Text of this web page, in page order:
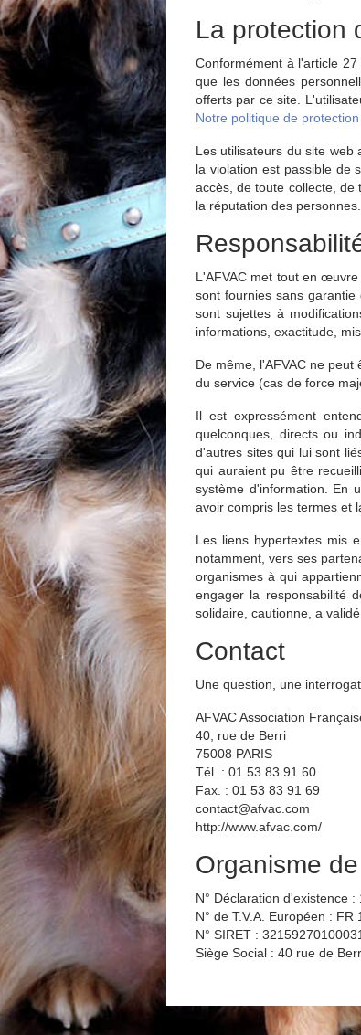
La protection
Conformément à l'article
que les données
offerts par ce site.
Notre politique de
Les utilisateurs du site web
la violation est passible de
accès, de toute collecte,
la réputation des personnes.
L'AFVAC met tout en
sont fournies sans
sont sujettes à
informations, exactitude,
De même, l'AFVAC ne
du service (cas de force
Il est expressément
quelconques, directs ou
d'autres sites qui lui sont
qui auraient pu être
système d'information. En
avoir compris les termes et
Les liens hypertextes mis
notamment, vers ses
organismes à qui
engager la responsabilité
solidaire, cautionne, a
Contact
Une question, une
AFVAC Association
40, rue de Berri
75008 PARIS
Tél. : 01 53 83 91 60
Fax. : 01 53 83 91 69
contact@afvac.com
http://www.afvac.com/
Organisme
N° Déclaration d'existence :
N° de T.V.A. Européen : FR
N° SIRET : 32159270100031
Siège Social : 40 rue de